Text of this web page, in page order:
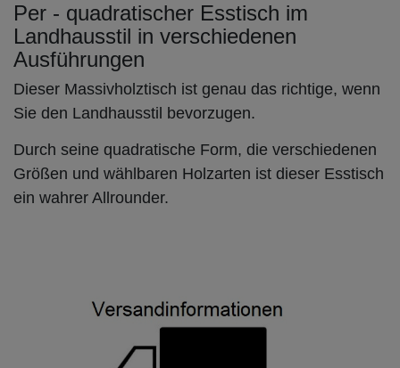
Per - quadratischer Esstisch im
Landhausstil in verschiedenen
Ausführungen
Dieser Massivholztisch ist genau das richtige, wenn
Sie den Landhausstil bevorzugen.
Durch seine quadratische Form, die verschiedenen
Größen und wählbaren Holzarten ist dieser Esstisch
ein wahrer Allrounder.